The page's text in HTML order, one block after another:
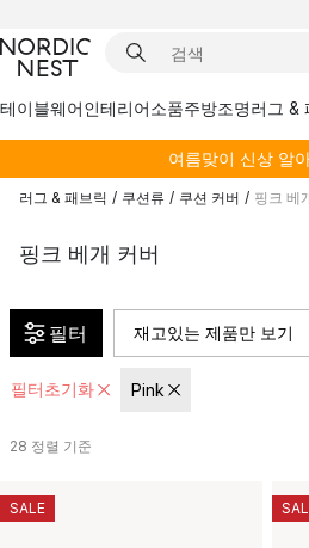
테이블웨어인테리어소품주방조명러그 &
여름맞이 신상 알
러그 & 패브릭 / 쿠션류 / 쿠션 커버 / 핑크 베
핑크 베개 커버
필터 재고있는 제품만 보기
필터초기화 Pink
28 정렬 기준
SALE